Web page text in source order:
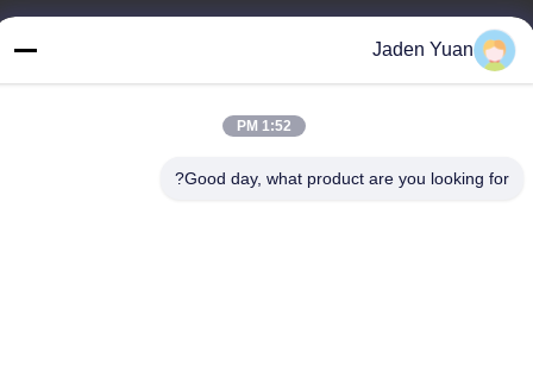
آدرس
منطقه Panyu، گوانگژو، گوانگدونگ چین
تلفن
Jaden Yuan
1:52 PM
Good day, what product are you looking for?